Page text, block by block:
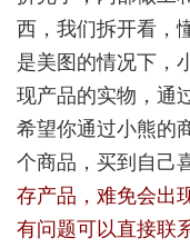
西，我们拆开看，
是美图的情况下，
现产品的实物，通
希望你通过小熊的
个商品，买到自己
存产品，难免会出
有问题可以直接联